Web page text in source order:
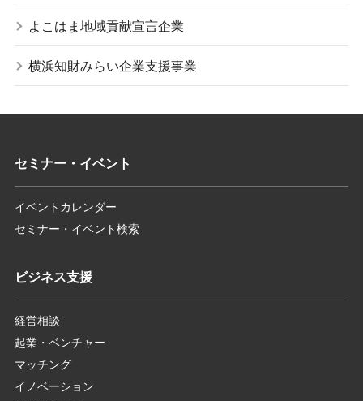
よこはま地域貢献宣言企業
横浜知財みらい企業支援事業
セミナー・イベント
イベントカレンダー
セミナー・イベント検索
ビジネス支援
経営相談
起業・ベンチャー
マッチング
イノベーション